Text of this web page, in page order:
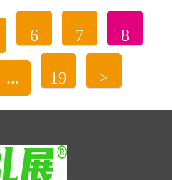
：纺织与科技的完美融合
名思义，是指通过集成传感
为绿色消费的重要象征，引领着一
式。它不仅是对传统塑料袋的替
续发展理念的践行，鼓励人们在日
境友好的选择。
：绿色消费的小切口，大影响
6 7 8
... 19 >